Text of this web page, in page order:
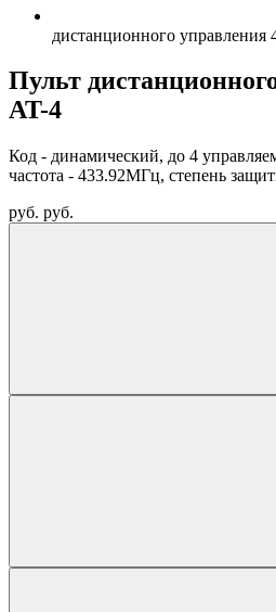
дистанционного управления
Пульт
AT-4
Код - динамический, до 4
частота - 433.92МГц, степень
руб. руб.